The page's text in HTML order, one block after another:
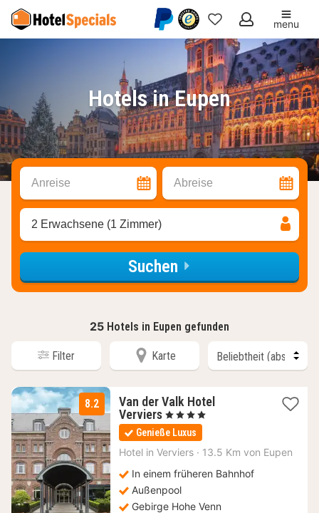
Meine
Favoriten
menu
Hotels in Eupen
Anreise Abreise
2 Erwachsene (1 Zimmer)
Suchen
25 Hotels in Eupen gefunden
Filter Karte
8.2
Van der Valk Hotel
Verviers 1
Nacht
ab
116
, 4 Sterne
Genieße Luxus
Hotel in Verviers · 13.5 Km von Eupen
In einem früheren Bahnhof
Außenpool
Gebirge Hohe Venn